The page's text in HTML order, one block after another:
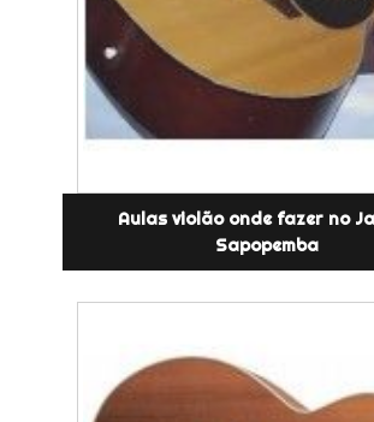
Aulas violão onde fazer no
Sapopemba